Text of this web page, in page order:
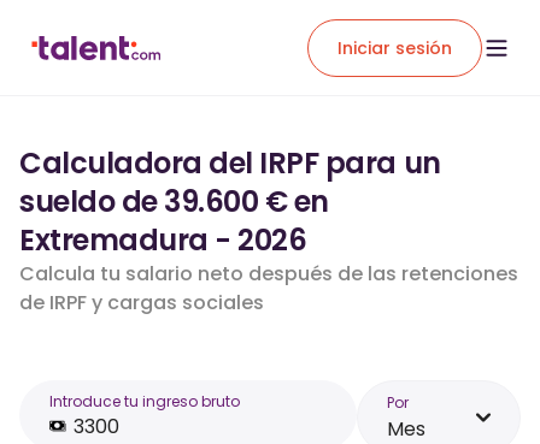
Iniciar sesión
Calculadora del IRPF para un
sueldo de 39.600 € en
Extremadura - 2026
Calcula tu salario neto después de las retenciones
de IRPF y cargas sociales
Introduce tu ingreso bruto Por
Mes